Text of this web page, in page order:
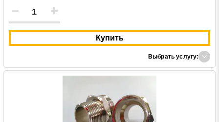
Купить
Выбрать услугу: